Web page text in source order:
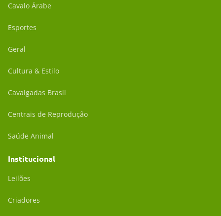
Cavalo Árabe
Esportes
Geral
Cultura & Estilo
Cavalgadas Brasil
Centrais de Reprodução
Saúde Animal
Institucional
Leilões
Criadores